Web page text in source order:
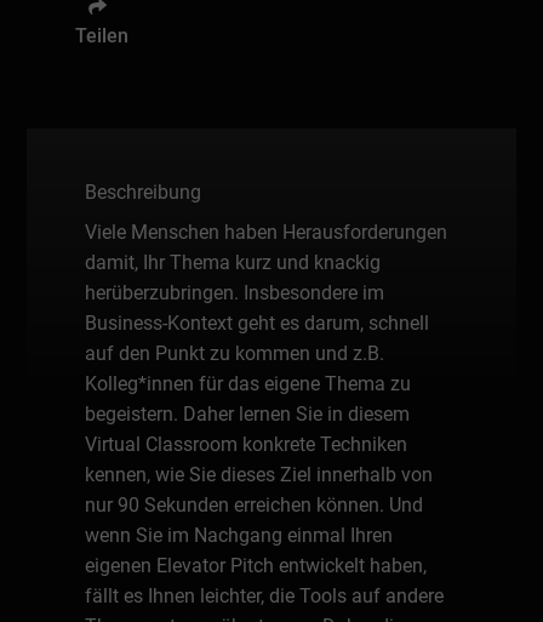
Teilen
Beschreibung
Viele Menschen haben Herausforderungen
damit, Ihr Thema kurz und knackig
herüberzubringen. Insbesondere im
Business-Kontext geht es darum, schnell
auf den Punkt zu kommen und z.B.
Kolleg*innen für das eigene Thema zu
begeistern. Daher lernen Sie in diesem
Virtual Classroom konkrete Techniken
kennen, wie Sie dieses Ziel innerhalb von
nur 90 Sekunden erreichen können. Und
wenn Sie im Nachgang einmal Ihren
eigenen Elevator Pitch entwickelt haben,
fällt es Ihnen leichter, die Tools auf andere